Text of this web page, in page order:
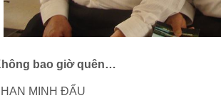
bao giờ quên…
MINH ĐẨU